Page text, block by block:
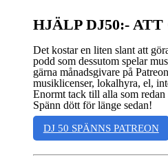
HJÄLP DJ50:-
Det kostar en liten slant att
podd som dessutom spelar
gärna månadsgivare på
musiklicenser, lokalhyra, el,
Enormt tack till alla som
Spänn dött för länge sedan!
DJ 50 SPÄNNS PATREON